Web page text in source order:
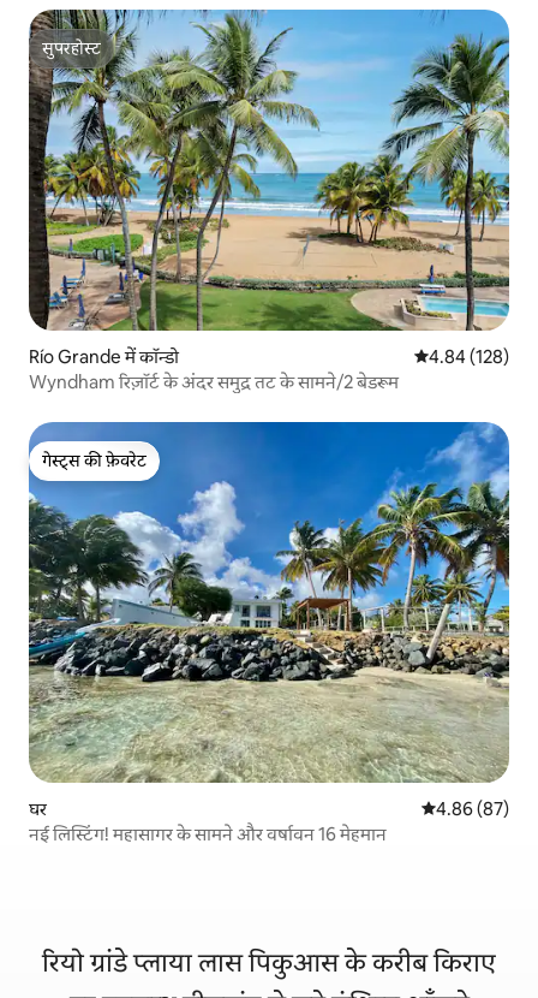
सुपरहोस्ट
सुपरहोस्ट
Río Grande में कॉन्डो औसत रेटिंग 5 में से
4.84 (128)
Wyndham रिज़ॉर्ट के अंदर समुद्र तट के सामने/2 बेडरूम
गेस्ट्स की फ़ेवरेट
गेस्ट्स की फ़ेवरेट
घर औसत रेटिंग 5 में
4.86 (87)
नई लिस्टिंग! महासागर के सामने और वर्षावन 16 मेहमान
रियो ग्रांडे प्लाया लास पिकुआस के करीब किराए